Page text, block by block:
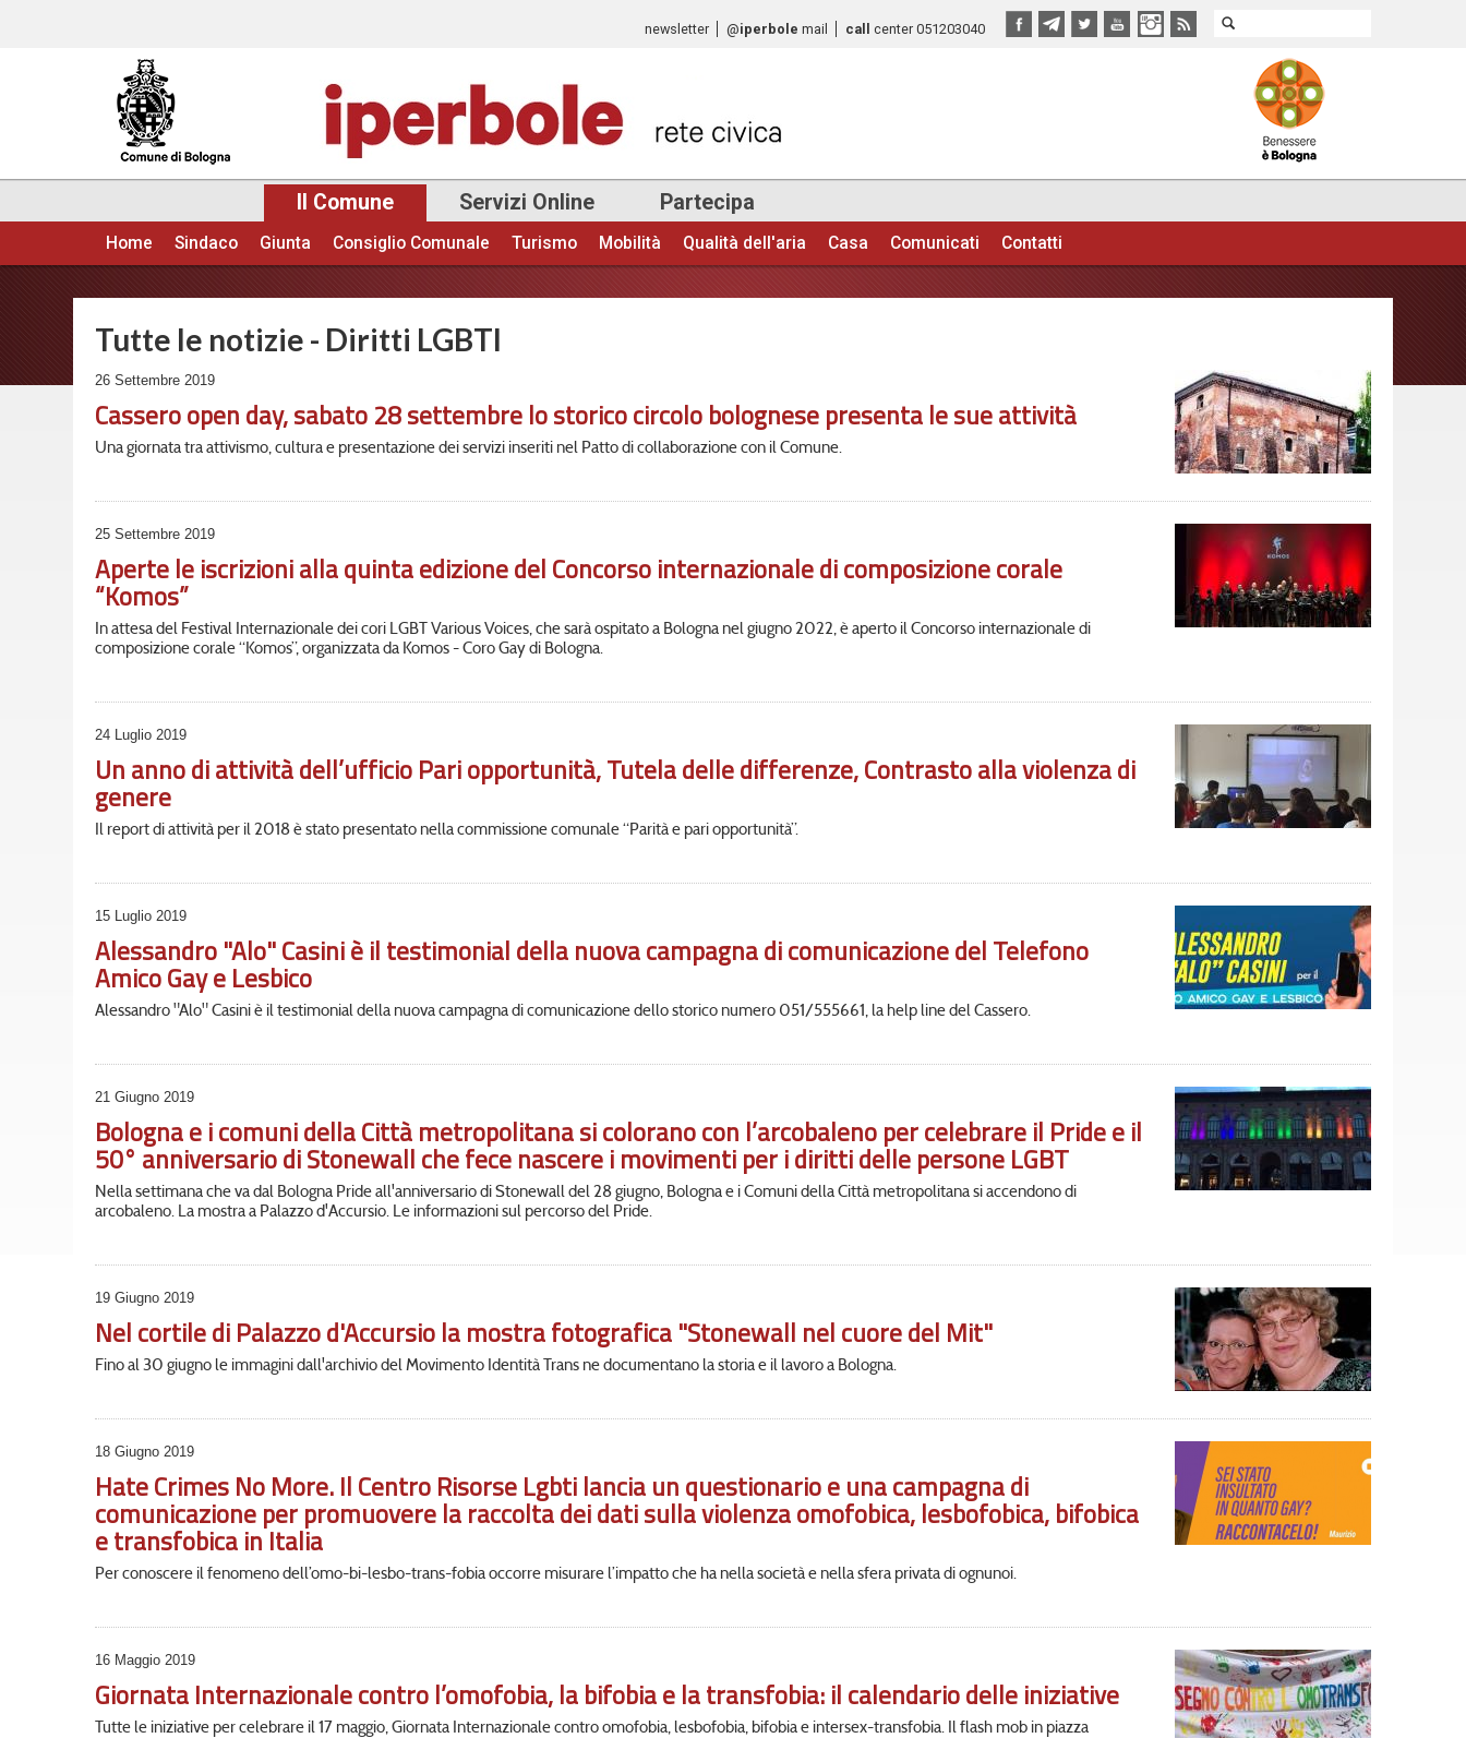
contenuto
newsletter @iperbole mail call center 051203040
Il Comune Servizi Online Partecipa
Menu principale
Home Sindaco Giunta Consiglio Comunale Turismo Mobilità Qualità dell'aria Casa Comunicati Contatti
Tutte le notizie - Diritti LGBTI
26 Settembre 2019
Cassero open day, sabato 28 settembre lo storico circolo bolognese presenta le sue attività
Una giornata tra attivismo, cultura e presentazione dei servizi inseriti nel Patto di collaborazione con il Comune.
25 Settembre 2019
Aperte le iscrizioni alla quinta edizione del Concorso internazionale di composizione corale
“Komos”
In attesa del Festival Internazionale dei cori LGBT Various Voices, che sarà ospitato a Bologna nel giugno 2022, è aperto il Concorso internazionale di
composizione corale “Komos”, organizzata da Komos - Coro Gay di Bologna.
24 Luglio 2019
Un anno di attività dell’ufficio Pari opportunità, Tutela delle differenze, Contrasto alla violenza di
genere
Il report di attività per il 2018 è stato presentato nella commissione comunale “Parità e pari opportunità”.
15 Luglio 2019
Alessandro "Alo" Casini è il testimonial della nuova campagna di comunicazione del Telefono
Amico Gay e Lesbico
Alessandro "Alo" Casini è il testimonial della nuova campagna di comunicazione dello storico numero 051/555661, la help line del Cassero.
21 Giugno 2019
Bologna e i comuni della Città metropolitana si colorano con l’arcobaleno per celebrare il Pride e il
50° anniversario di Stonewall che fece nascere i movimenti per i diritti delle persone LGBT
Nella settimana che va dal Bologna Pride all'anniversario di Stonewall del 28 giugno, Bologna e i Comuni della Città metropolitana si accendono di
arcobaleno. La mostra a Palazzo d'Accursio. Le informazioni sul percorso del Pride.
19 Giugno 2019
Nel cortile di Palazzo d'Accursio la mostra fotografica "Stonewall nel cuore del Mit"
Fino al 30 giugno le immagini dall'archivio del Movimento Identità Trans ne documentano la storia e il lavoro a Bologna.
18 Giugno 2019
Hate Crimes No More. Il Centro Risorse Lgbti lancia un questionario e una campagna di
comunicazione per promuovere la raccolta dei dati sulla violenza omofobica, lesbofobica, bifobica
e transfobica in Italia
Per conoscere il fenomeno dell’omo-bi-lesbo-trans-fobia occorre misurare l’impatto che ha nella società e nella sfera privata di ognunoi.
16 Maggio 2019
Giornata Internazionale contro l’omofobia, la bifobia e la transfobia: il calendario delle iniziative
Tutte le iniziative per celebrare il 17 maggio, Giornata Internazionale contro omofobia, lesbofobia, bifobia e intersex-transfobia. Il flash mob in piazza